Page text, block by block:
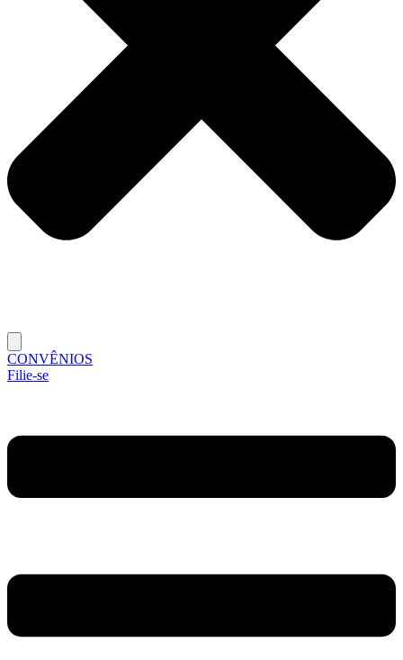
CONVÊNIOS
Filie-se